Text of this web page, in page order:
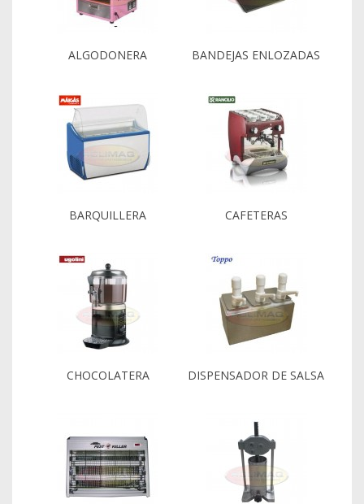
ALGODONERA BANDEJAS ENLOZADAS
BARQUILLERA CAFETERAS
CHOCOLATERA DISPENSADOR DE SALSA